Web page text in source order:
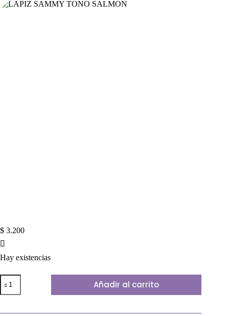
$ 3.200
Hay existencias
LAPIZ
SAMMY
TONO
cantidad
Añadir al carrito